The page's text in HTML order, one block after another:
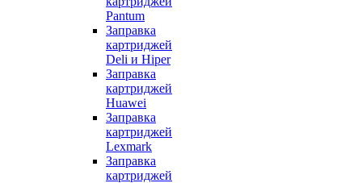
Pantum
Заправка
картриджей
Deli и Hiper
Заправка
картриджей
Huawei
Заправка
картриджей
Lexmark
Заправка
картриджей